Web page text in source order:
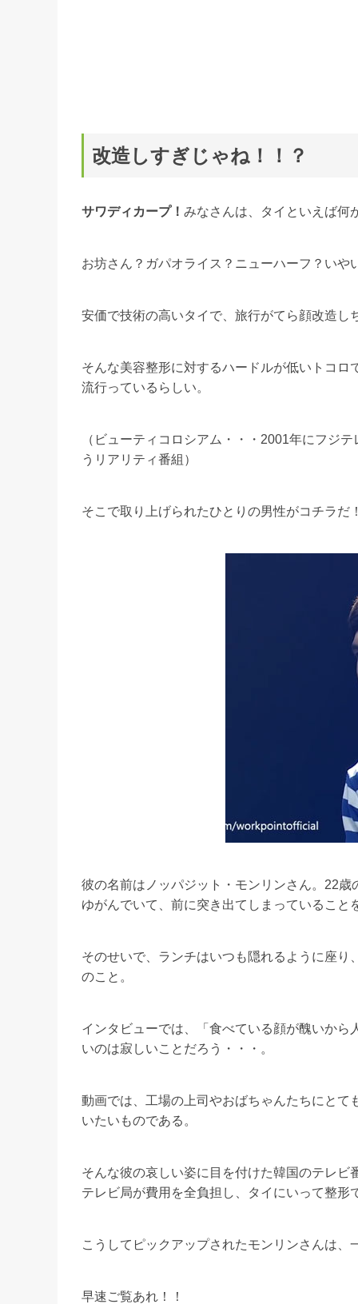
改造しすぎじゃね！！？
サワディカープ！ みなさんは、タイといえば何
お坊さん？ガパオライス？ニューハーフ？いや
安価で技術の高いタイで、旅行がてら顔改造し
そんな美容整形に対するハードルが低いトコ
流行っているらしい。
（ビューティコロシアム・・・2001年にフジ
うリアリティ番組）
そこで取り上げられたひとりの男性がコチラだ
彼の名前はノッパジット・モンリンさん。22
ゆがんでいて、前に突き出てしまっていること
そのせいで、ランチはいつも隠れるように座
のこと。
インタビューでは、「食べている顔が醜いか
いのは寂しいことだろう・・・。
動画では、工場の上司やおばちゃんたちにと
いたいものである。
そんな彼の哀しい姿に目を付けた韓国のテレビ
テレビ局が費用を全負担し、タイにいって整
こうしてピックアップされたモンリンさんは
早速ご覧あれ！！